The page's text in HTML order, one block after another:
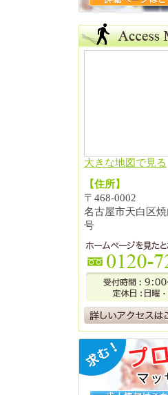
大きな地図で見る
【住所】
〒468-0002
名古屋市天白区焼
号